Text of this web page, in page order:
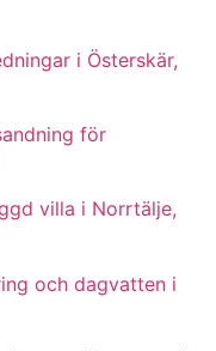
i Österskär,
för
villa i Norrtälje,
och dagvatten i